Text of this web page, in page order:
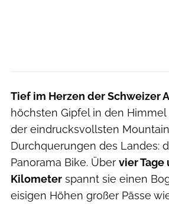
Tief im Herzen der Schweizer
höchsten Gipfel in den
der eindrucksvollsten
Durchquerungen des Landes:
Panorama Bike. Über vier Tage
Kilometer spannt sie einen
eisigen Höhen großer Pässe